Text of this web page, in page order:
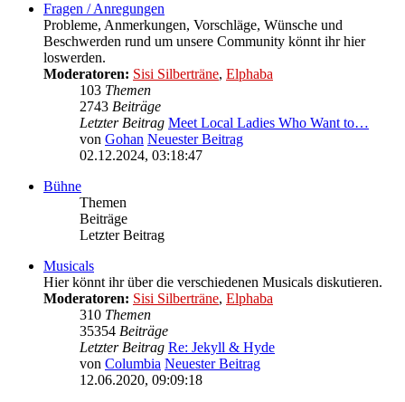
Fragen / Anregungen
Probleme, Anmerkungen, Vorschläge, Wünsche und
Beschwerden rund um unsere Community könnt ihr hier
loswerden.
Moderatoren: Sisi Silberträne, Elphaba
103 Themen
2743 Beiträge
Letzter Beitrag Meet Local Ladies Who Want to…
von Gohan Neuester Beitrag
02.12.2024, 03:18:47
Bühne
Themen
Beiträge
Letzter Beitrag
Musicals
Hier könnt ihr über die verschiedenen Musicals diskutieren.
Moderatoren: Sisi Silberträne, Elphaba
310 Themen
35354 Beiträge
Letzter Beitrag Re: Jekyll & Hyde
von Columbia Neuester Beitrag
12.06.2020, 09:09:18